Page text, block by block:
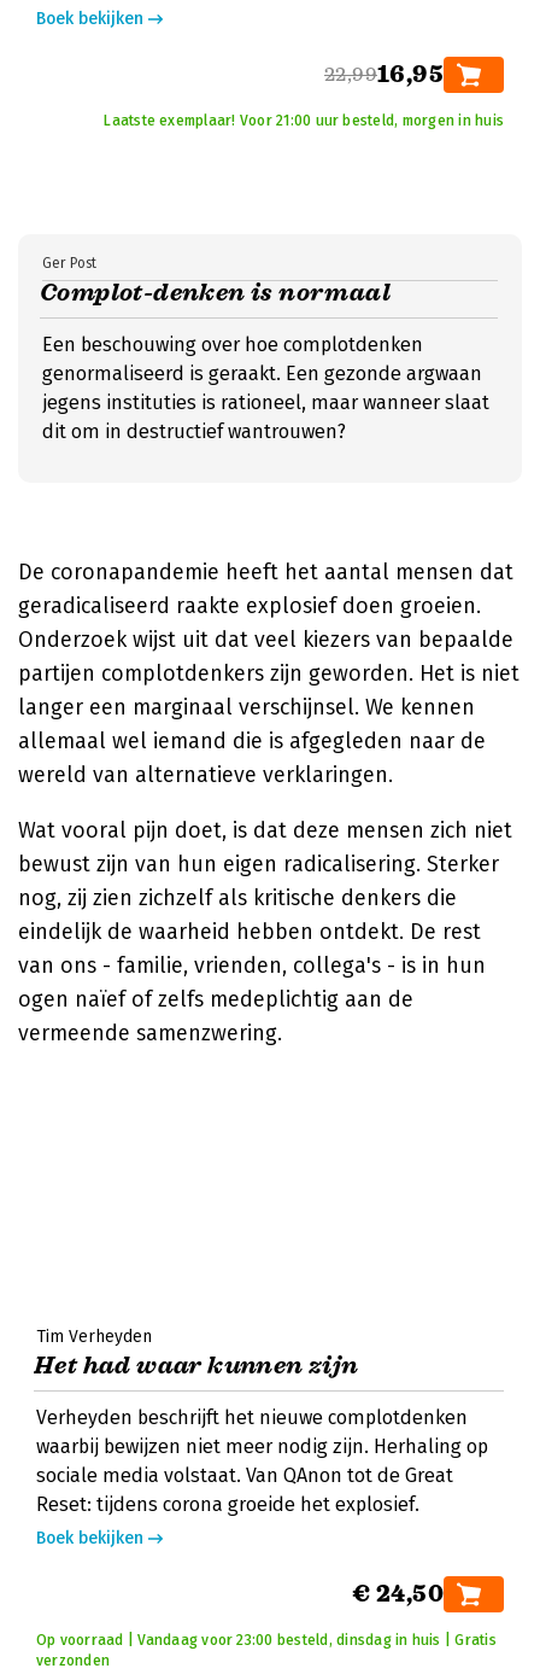
Boek bekijken
22,9916,95
Laatste exemplaar! Voor 21:00 uur besteld, morgen in huis
Complot-denken is normaal
Ger Post
Een beschouwing over hoe complotdenken
genormaliseerd is geraakt. Een gezonde argwaan
jegens instituties is rationeel, maar wanneer slaat
dit om in destructief wantrouwen?
De coronapandemie heeft het aantal mensen dat
geradicaliseerd raakte explosief doen groeien.
Onderzoek wijst uit dat veel kiezers van bepaalde
partijen complotdenkers zijn geworden. Het is niet
langer een marginaal verschijnsel. We kennen
allemaal wel iemand die is afgegleden naar de
wereld van alternatieve verklaringen.
Wat vooral pijn doet, is dat deze mensen zich niet
bewust zijn van hun eigen radicalisering. Sterker
nog, zij zien zichzelf als kritische denkers die
eindelijk de waarheid hebben ontdekt. De rest
van ons - familie, vrienden, collega's - is in hun
ogen naïef of zelfs medeplichtig aan de
vermeende samenzwering.
Tim Verheyden
Het had waar kunnen zijn
Verheyden beschrijft het nieuwe complotdenken
waarbij bewijzen niet meer nodig zijn. Herhaling op
sociale media volstaat. Van QAnon tot de Great
Reset: tijdens corona groeide het explosief.
Boek bekijken
€ 24,50
Op voorraad | Vandaag voor 23:00 besteld, dinsdag in huis | Gratis
verzonden